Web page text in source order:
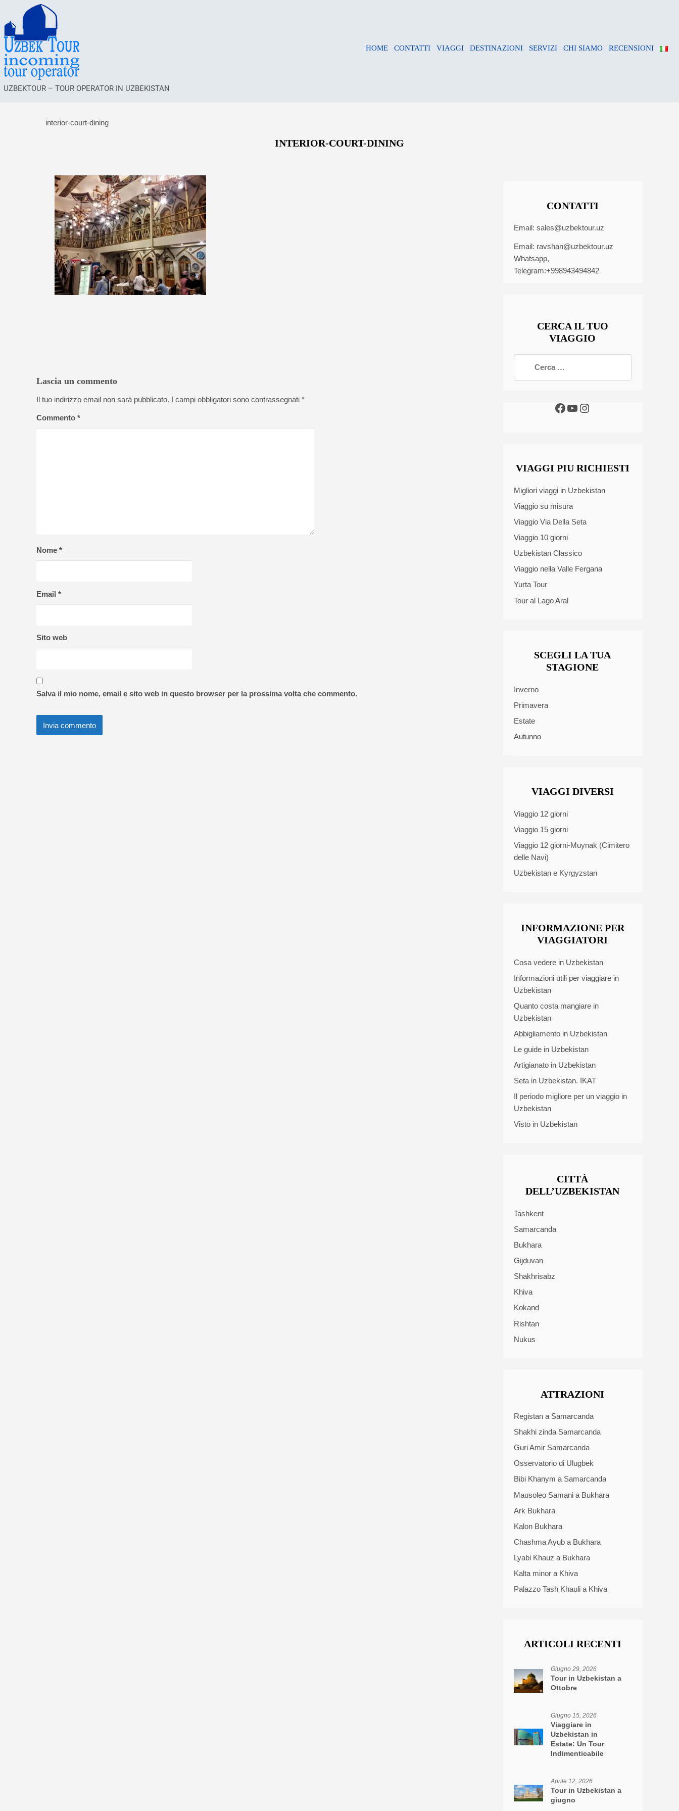
UZBEKTOUR – TOUR OPERATOR IN UZBEKISTAN
HOME CONTATTI VIAGGI DESTINAZIONI SERVIZI CHI SIAMO RECENSIONI
interior-court-dining
INTERIOR-COURT-DINING
Lascia un commento
Il tuo indirizzo email non sarà pubblicato. I campi obbligatori sono contrassegnati *
Commento *
Nome *
Email *
Sito web
Salva il mio nome, email e sito web in questo browser per la prossima volta che commento.
CONTATTI
Email: sales@uzbektour.uz
Email: ravshan@uzbektour.uz
Whatsapp,
Telegram:+998943494842
CERCA IL TUO
VIAGGIO
VIAGGI PIU RICHIESTI
Migliori viaggi in Uzbekistan
Viaggio su misura
Viaggio Via Della Seta
Viaggio 10 giorni
Uzbekistan Classico
Viaggio nella Valle Fergana
Yurta Tour
Tour al Lago Aral
SCEGLI LA TUA
STAGIONE
Inverno
Primavera
Estate
Autunno
VIAGGI DIVERSI
Viaggio 12 giorni
Viaggio 15 giorni
Viaggio 12 giorni-Muynak (Cimitero
delle Navi)
Uzbekistan e Kyrgyzstan
INFORMAZIONE PER
VIAGGIATORI
Cosa vedere in Uzbekistan
Informazioni utili per viaggiare in
Uzbekistan
Quanto costa mangiare in
Uzbekistan
Abbigliamento in Uzbekistan
Le guide in Uzbekistan
Artigianato in Uzbekistan
Seta in Uzbekistan. IKAT
Il periodo migliore per un viaggio in
Uzbekistan
Visto in Uzbekistan
CITTÀ
DELL’UZBEKISTAN
Tashkent
Samarcanda
Bukhara
Gijduvan
Shakhrisabz
Khiva
Kokand
Rishtan
Nukus
ATTRAZIONI
Registan a Samarcanda
Shakhi zinda Samarcanda
Guri Amir Samarcanda
Osservatorio di Ulugbek
Bibi Khanym a Samarcanda
Mausoleo Samani a Bukhara
Ark Bukhara
Kalon Bukhara
Chashma Ayub a Bukhara
Lyabi Khauz a Bukhara
Kalta minor a Khiva
Palazzo Tash Khauli a Khiva
ARTICOLI RECENTI
Giugno 29, 2026
Tour in Uzbekistan a
Ottobre
Giugno 15, 2026
Viaggiare in
Uzbekistan in
Estate: Un Tour
Indimenticabile
Aprile 12, 2026
Tour in Uzbekistan a
giugno